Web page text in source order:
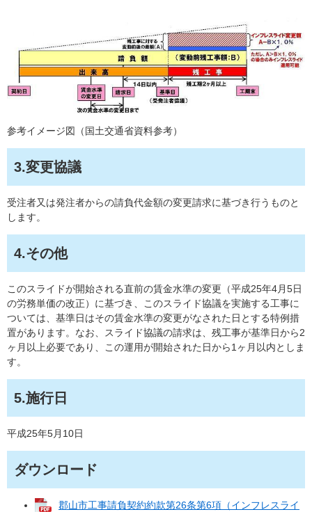
参考イメージ図（国土交通省資料参考）
3.変更協議
受注者又は発注者からの請負代金額の変更請求に基づき行うものと
します。
4.その他
このスライドが開始される直前の賃金水準の変更（平成25年4月5日
の労務単価の改正）に基づき、このスライド協議を実施する工事に
ついては、基準日はその賃金水準の変更がなされた日とする特例措
置があります。なお、スライド協議の請求は、残工事が基準日から2
ヶ月以上必要であり、この運用が開始された日から1ヶ月以内としま
す。
5.施行日
平成25年5月10日
ダウンロード
郡山市工事請負契約約款第26条第6項（インフレスライ